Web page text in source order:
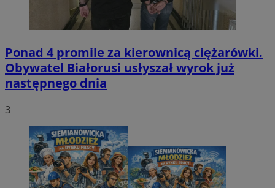
Ponad 4 promile za kierownicą ciężarówki.
Obywatel Białorusi usłyszał wyrok już
następnego dnia
3